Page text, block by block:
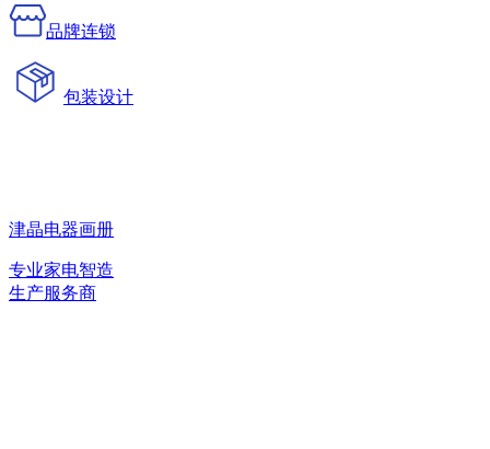
品牌连锁
包装设计
津晶电器画册
专业家电智造
生产服务商